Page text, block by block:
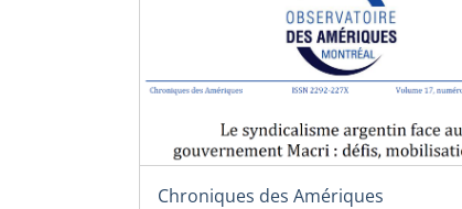
Chroniques des Amériques